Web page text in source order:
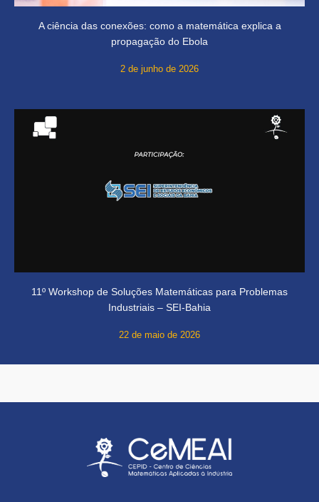
A ciência das conexões: como a matemática explica a
propagação do Ebola
2 de junho de 2026
11º Workshop de Soluções Matemáticas para Problemas
Industriais – SEI-Bahia
22 de maio de 2026